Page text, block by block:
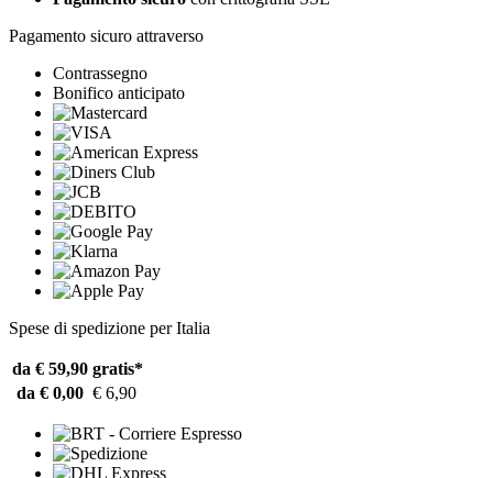
Pagamento sicuro attraverso
Contrassegno
Bonifico anticipato
Spese di spedizione per Italia
da € 59,90 gratis*
da € 0,00 € 6,90